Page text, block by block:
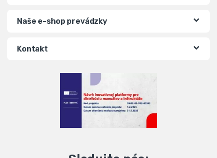
Naše e-shop prevádzky
Kontakt